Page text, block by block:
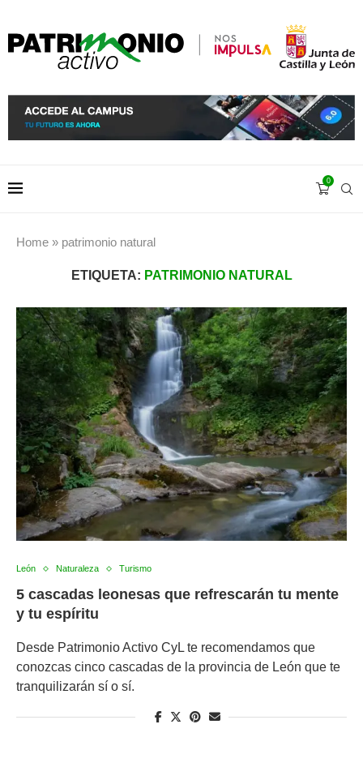
0
Home » patrimonio natural
ETIQUETA: PATRIMONIO NATURAL
León Naturaleza Turismo
5 cascadas leonesas que refrescarán tu mente
y tu espíritu
Desde Patrimonio Activo CyL te recomendamos que
conozcas cinco cascadas de la provincia de León que te
tranquilizarán sí o sí.